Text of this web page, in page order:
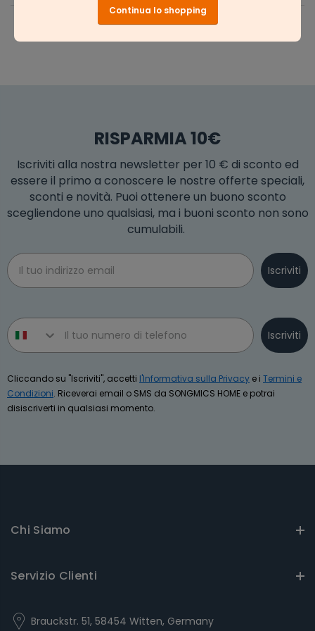
RISPARMIA 10€
Iscriviti alla nostra newsletter per 10 € di sconto ed
essere il primo a conoscere le nostre offerte speciali,
sconti e novità. Puoi ottenere un buono sconto
scegliendone uno qualsiasi, ma i buoni sconto non sono
cumulabili.
Email
Iscriviti
Phone number
Iscriviti
Cliccando su "Iscriviti", accetti l'Informativa sulla Privacy e i Termini e
Condizioni. Riceverai email o SMS da SONGMICS HOME e potrai
disiscriverti in qualsiasi momento.
Chi Siamo
Servizio Clienti
Brauckstr. 51, 58454 Witten, Germany
Continua lo shopping